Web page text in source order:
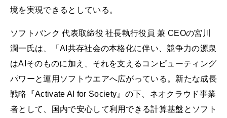
境を実現できるとしている。
ソフトバンク 代表取締役 社長執行役員 兼 CEOの宮川
潤一氏は、「AI共存社会の本格化に伴い、競争力の源泉
はAIそのものに加え、それを支えるコンピューティング
パワーと運用ソフトウエアへ広がっている。新たな成長
戦略『Activate AI for Society』の下、ネオクラウド事業
者として、国内で安心して利用できる計算基盤とソフト